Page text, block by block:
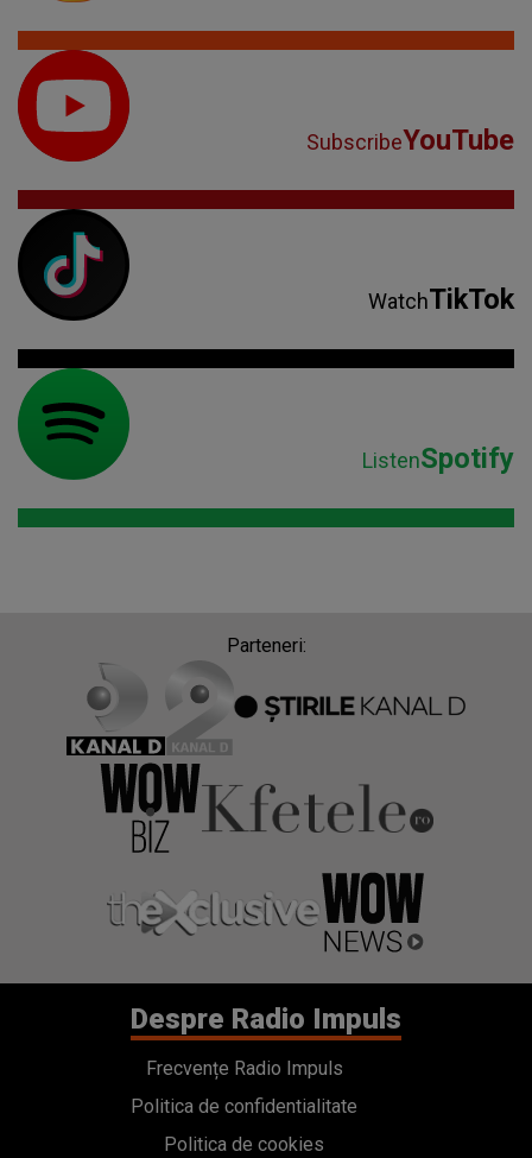
SubscribeYouTube
WatchTikTok
ListenSpotify
Parteneri:
Despre Radio Impuls
Frecvențe Radio Impuls
Politica de confidentialitate
Politica de cookies